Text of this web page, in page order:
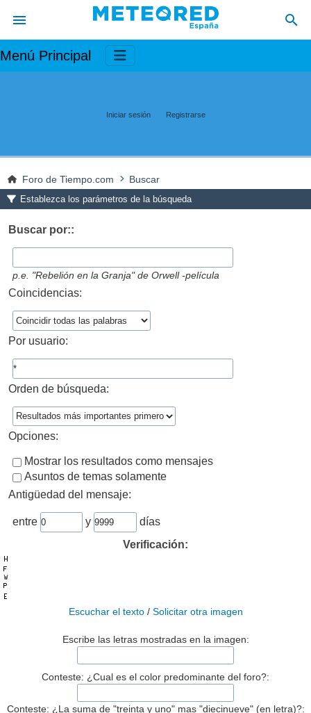
Menú Principal
Iniciar sesión Registrarse
Foro de Tiempo.com Buscar
Establezca los parámetros de la búsqueda
Buscar por::
p.e. "Rebelión en la Granja" de Orwell -película
Coincidencias:
Por usuario:
Orden de búsqueda:
Opciones:
Mostrar los resultados como mensajes
Asuntos de temas solamente
Antigüedad del mensaje:
entre y
días
Verificación:
Escuchar el texto/ Solicitar otra imagen
Escribe las letras mostradas en la imagen:
Conteste: ¿Cual es el color predominante del foro?:
Conteste: ¿La suma de "treinta y uno" mas "diecinueve" (en letra)?: